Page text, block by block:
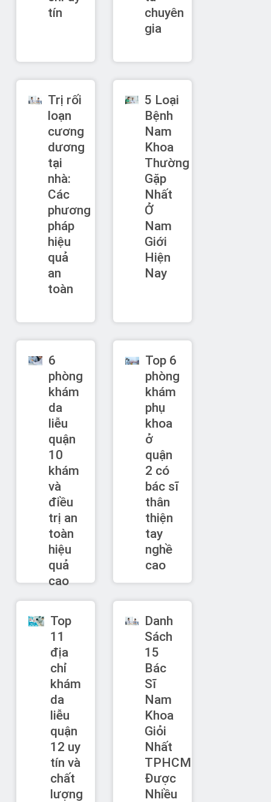
tín
chuyên
gia
Trị rối
loạn
cương
dương
tại
nhà:
Các
phương
pháp
hiệu
quả
an
toàn
5 Loại
Bệnh
Nam
Khoa
Thường
Gặp
Nhất
Ở
Nam
Giới
Hiện
Nay
6
phòng
khám
da
liễu
quận
10
khám
và
điều
trị an
toàn
hiệu
quả
cao
Top 6
phòng
khám
phụ
khoa
ở
quận
2 có
bác sĩ
thân
thiện
tay
nghề
cao
Top
11
địa
chỉ
khám
da
liễu
quận
12 uy
tín và
chất
lượng
Danh
Sách
15
Bác
Sĩ
Nam
Khoa
Giỏi
Nhất
TPHCM
Được
Nhiều